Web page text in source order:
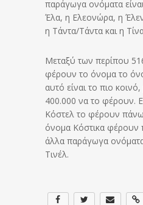
παράγωγα ονόματα
Έλα, η Ελεονώρα, η
η Τάντα/Τάντα και η
Μεταξύ των περίπου
φέρουν το όνομα το
αυτό είναι το πιο
400.000 να το φέρουν.
Κόστελ το φέρουν
όνομα Κόστικα φέρουν
άλλα παράγωγα ονόματα
Τινέλ.